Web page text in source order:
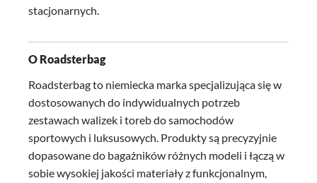
stacjonarnych.
O Roadsterbag
Roadsterbag to niemiecka marka specjalizująca się w
dostosowanych do indywidualnych potrzeb
zestawach walizek i toreb do samochodów
sportowych i luksusowych. Produkty są precyzyjnie
dopasowane do bagażników różnych modeli i łączą w
sobie wysokiej jakości materiały z funkcjonalnym,